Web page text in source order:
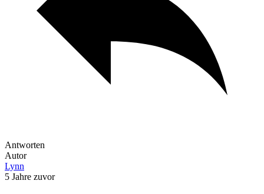
Antworten
Autor
Lynn
5 Jahre zuvor